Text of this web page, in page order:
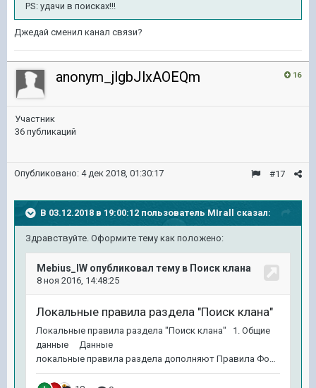
PS: удачи в поисках!!!
Джедай сменил канал связи?
16
anonym_jlgbJlxAOEQm
Участник
36 публикаций
#17
Опубликовано: 4 дек 2018, 01:30:17
В 03.12.2018 в 19:00:12 пользователь MIrall сказал:
Здравствуйте. Оформите тему как положено: